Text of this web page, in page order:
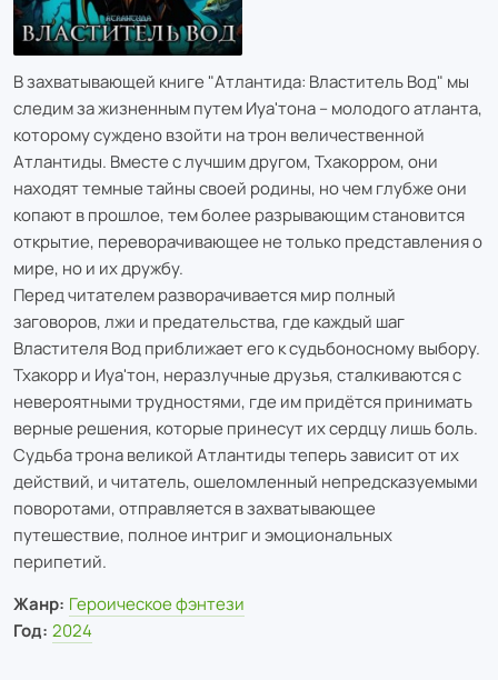
В захватывающей книге "Атлантида: Властитель Вод" мы
следим за жизненным путем Иуа'тона – молодого атланта,
которому суждено взойти на трон величественной
Атлантиды. Вместе с лучшим другом, Тхакорром, они
находят темные тайны своей родины, но чем глубже они
копают в прошлое, тем более разрывающим становится
открытие, переворачивающее не только представления о
мире, но и их дружбу.
Перед читателем разворачивается мир полный
заговоров, лжи и предательства, где каждый шаг
Властителя Вод приближает его к судьбоносному выбору.
Тхакорр и Иуа'тон, неразлучные друзья, сталкиваются с
невероятными трудностями, где им придётся принимать
верные решения, которые принесут их сердцу лишь боль.
Судьба трона великой Атлантиды теперь зависит от их
действий, и читатель, ошеломленный непредсказуемыми
поворотами, отправляется в захватывающее
путешествие, полное интриг и эмоциональных
перипетий.
Жанр: Героическое фэнтези
Год: 2024